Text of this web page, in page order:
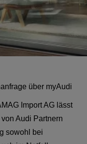
über myAudi
Import AG lässt
Audi Partnern
sowohl bei